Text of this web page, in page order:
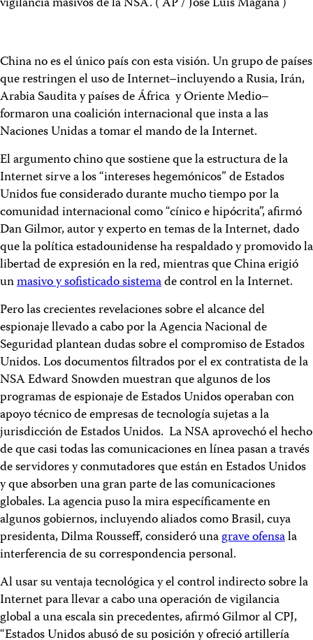
China no es el único país con esta visión. Un grupo de países
que restringen el uso de Internet–incluyendo a Rusia, Irán,
Arabia Saudita y países de África y Oriente Medio–
formaron una coalición internacional que insta a las
Naciones Unidas a tomar el mando de la Internet.
El argumento chino que sostiene que la estructura de la
Internet sirve a los “intereses hegemónicos” de Estados
Unidos fue considerado durante mucho tiempo por la
comunidad internacional como “cínico e hipócrita”, afirmó
Dan Gilmor, autor y experto en temas de la Internet, dado
que la política estadounidense ha respaldado y promovido la
libertad de expresión en la red, mientras que China erigió
unmasivo y sofisticado sistemade control en la Internet.
Pero las crecientes revelaciones sobre el alcance del
espionaje llevado a cabo por la Agencia Nacional de
Seguridad plantean dudas sobre el compromiso de Estados
Unidos. Los documentos filtrados por el ex contratista de la
NSA Edward Snowden muestran que algunos de los
programas de espionaje de Estados Unidos operaban con
apoyo técnico de empresas de tecnología sujetas a la
jurisdicción de Estados Unidos. La NSA aprovechó el hecho
de que casi todas las comunicaciones en línea pasan a través
de servidores y conmutadores que están en Estados Unidos
y que absorben una gran parte de las comunicaciones
globales. La agencia puso la mira específicamente en
algunos gobiernos, incluyendo aliados como Brasil, cuya
presidenta, Dilma Rousseff, consideró unagrave ofensala
interferencia de su correspondencia personal.
Al usar su ventaja tecnológica y el control indirecto sobre la
Internet para llevar a cabo una operación de vigilancia
global a una escala sin precedentes, afirmó Gilmor al CPJ,
“Estados Unidos abusó de su posición y ofreció artillería